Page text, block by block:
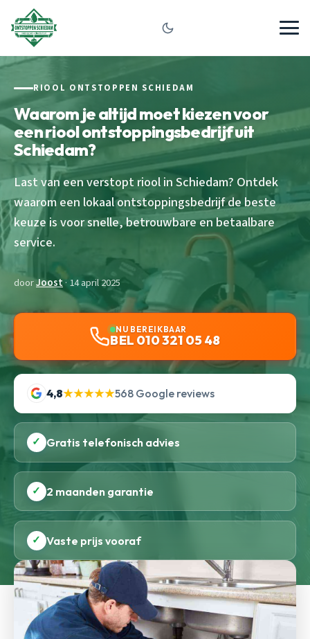
RIOOL ONTSTOPPEN SCHIEDAM
Waarom je altijd moet kiezen voor
een riool ontstoppingsbedrijf uit
Schiedam?
Last van een verstopt riool in Schiedam? Ontdek
waarom een lokaal ontstoppingsbedrijf de beste
keuze is voor snelle, betrouwbare en betaalbare
service.
doorJoost· 14 april 2025
NU BEREIKBAAR
BEL 010 321 05 48
4,8★★★★★568 Google reviews
✓ Gratis telefonisch advies
✓ 2 maanden garantie
✓ Vaste prijs vooraf